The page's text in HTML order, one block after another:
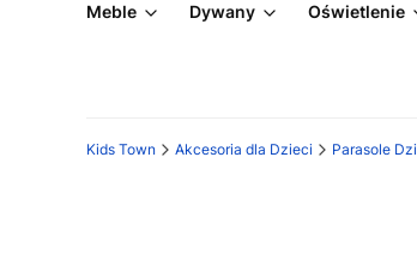
Meble Dywany Oświetlenie
Kids Town Akcesoria dla Dzieci Parasole